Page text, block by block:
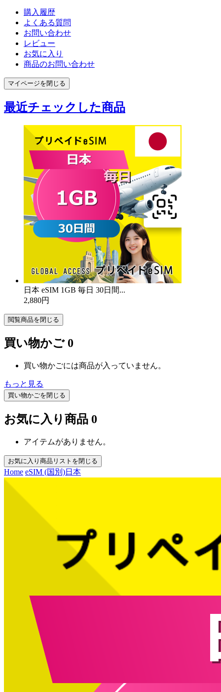
購入履歴
よくある質問
お問い合わせ
レビュー
お気に入り
商品のお問い合わせ
マイページを閉じる
最近チェックした商品
日本 eSIM 1GB 毎日 30日間...
2,880円
閲覧商品を閉じる
買い物かご 0
買い物かごには商品が入っていません。
もっと見る
買い物かごを閉じる
お気に入り商品 0
アイテムがありません。
お気に入り商品リストを閉じる
Home eSIM (国別)日本